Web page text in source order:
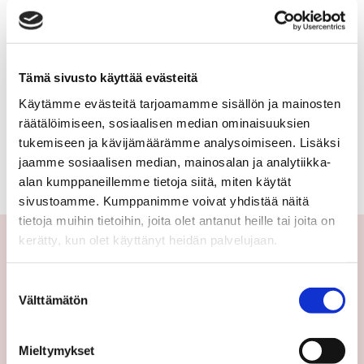
Tämä sivusto käyttää evästeitä
Käytämme evästeitä tarjoamamme sisällön ja mainosten
räätälöimiseen, sosiaalisen median ominaisuuksien
tukemiseen ja kävijämäärämme analysoimiseen. Lisäksi
jaamme sosiaalisen median, mainosalan ja analytiikka-
alan kumppaneillemme tietoja siitä, miten käytät
sivustoamme. Kumppanimme voivat yhdistää näitä
tietoja muihin tietoihin, joita olet antanut heille tai joita on
kerätty, kun olet käyttänyt heidän palvelujaan.
valinta
Välttämätön
Mieltymykset
kerrostalo,
luhtitalo
RANTAKATU 9
Suomi Uusikaupunki Keskusta
Kerrostalo 1971
3h+k+kph/wc+vh+lasitettu parveke